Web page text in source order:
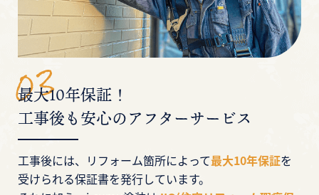
最大10年保証！
工事後も安心のアフターサービス
工事後には、リフォーム箇所によって最大10年保証を
受けられる保証書を発行しています。